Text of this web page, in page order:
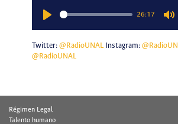
26:17
Twitter: @RadioUNALInstagram:
@RadioUNAL
Régimen Legal
Talento humano